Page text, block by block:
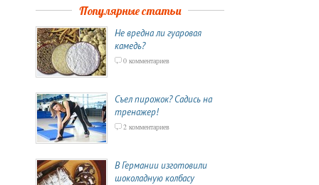
Популярные статьи
Не вредна ли гуаровая
камедь?
0 комментариев
Съел пирожок? Садись на
тренажер!
2 комментариев
В Германии изготовили
шоколадную колбасу